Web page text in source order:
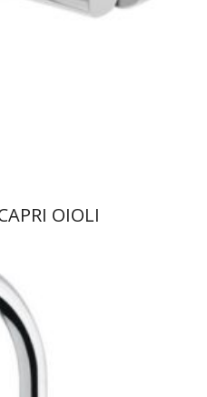
OIOLI